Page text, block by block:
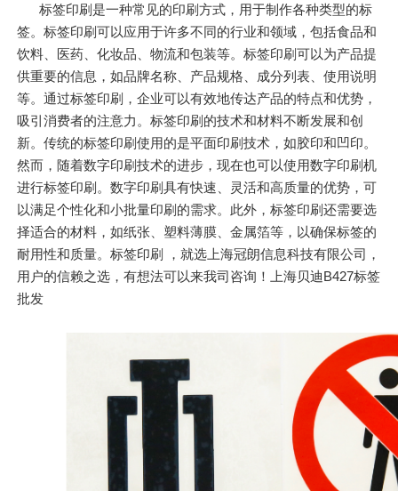
标签印刷是一种常见的印刷方式，用于制作各种类型的标
签。标签印刷可以应用于许多不同的行业和领域，包括食品和
饮料、医药、化妆品、物流和包装等。标签印刷可以为产品提
供重要的信息，如品牌名称、产品规格、成分列表、使用说明
等。通过标签印刷，企业可以有效地传达产品的特点和优势，
吸引消费者的注意力。标签印刷的技术和材料不断发展和创
新。传统的标签印刷使用的是平面印刷技术，如胶印和凹印。
然而，随着数字印刷技术的进步，现在也可以使用数字印刷机
进行标签印刷。数字印刷具有快速、灵活和高质量的优势，可
以满足个性化和小批量印刷的需求。此外，标签印刷还需要选
择适合的材料，如纸张、塑料薄膜、金属箔等，以确保标签的
耐用性和质量。标签印刷 ，就选上海冠朗信息科技有限公司，
用户的信赖之选，有想法可以来我司咨询！上海贝迪B427标签
批发